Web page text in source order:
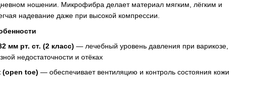
ношении. Микрофибра делает материал мягким, лёгким и
надевание даже при высокой компрессии.
мм рт. ст. (2 класс) — лечебный уровень давления при варикозе,
недостаточности и отёках
toe) — обеспечивает вентиляцию и контроль состояния кожи